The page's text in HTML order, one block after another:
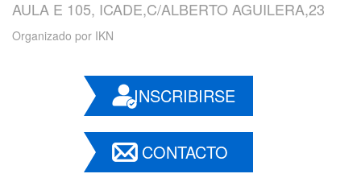
AULA E 105, ICADE,C/ALBERTO AGUILERA,23
Organizado por IKN
INSCRIBIRSE
CONTACTO